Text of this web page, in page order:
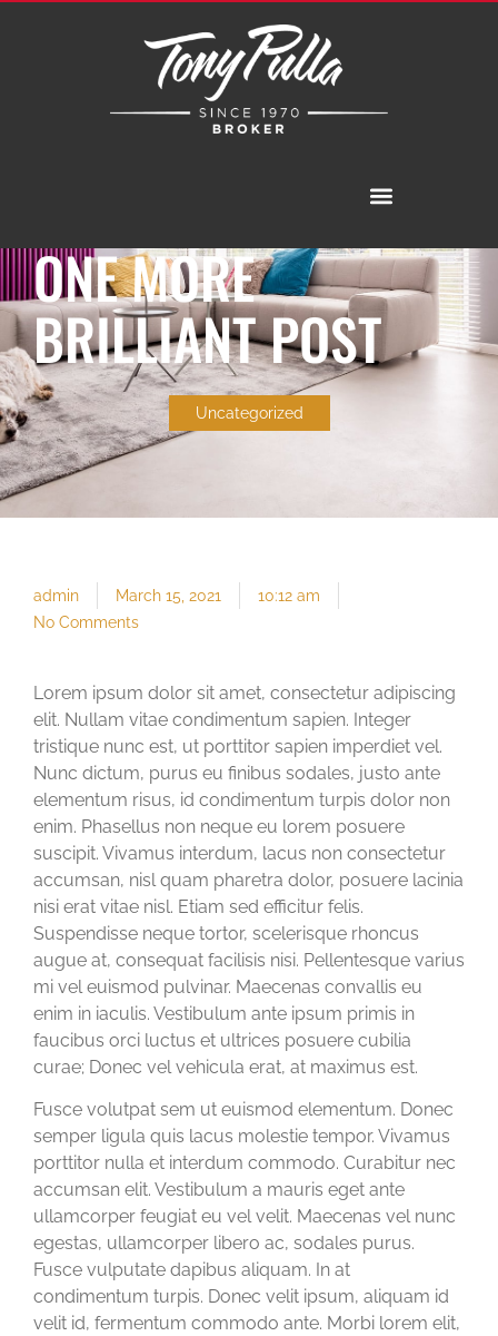
ONE MORE
BRILLIANT POST
Uncategorized
admin March 15, 2021
10:12 am
No Comments
Lorem ipsum dolor sit amet, consectetur adipiscing
elit. Nullam vitae condimentum sapien. Integer
tristique nunc est, ut porttitor sapien imperdiet vel.
Nunc dictum, purus eu finibus sodales, justo ante
elementum risus, id condimentum turpis dolor non
enim. Phasellus non neque eu lorem posuere
suscipit. Vivamus interdum, lacus non consectetur
accumsan, nisl quam pharetra dolor, posuere lacinia
nisi erat vitae nisl. Etiam sed efficitur felis.
Suspendisse neque tortor, scelerisque rhoncus
augue at, consequat facilisis nisi. Pellentesque varius
mi vel euismod pulvinar. Maecenas convallis eu
enim in iaculis. Vestibulum ante ipsum primis in
faucibus orci luctus et ultrices posuere cubilia
curae; Donec vel vehicula erat, at maximus est.
Fusce volutpat sem ut euismod elementum. Donec
semper ligula quis lacus molestie tempor. Vivamus
porttitor nulla et interdum commodo. Curabitur nec
accumsan elit. Vestibulum a mauris eget ante
ullamcorper feugiat eu vel velit. Maecenas vel nunc
egestas, ullamcorper libero ac, sodales purus.
Fusce vulputate dapibus aliquam. In at
condimentum turpis. Donec velit ipsum, aliquam id
velit id, fermentum commodo ante. Morbi lorem elit,